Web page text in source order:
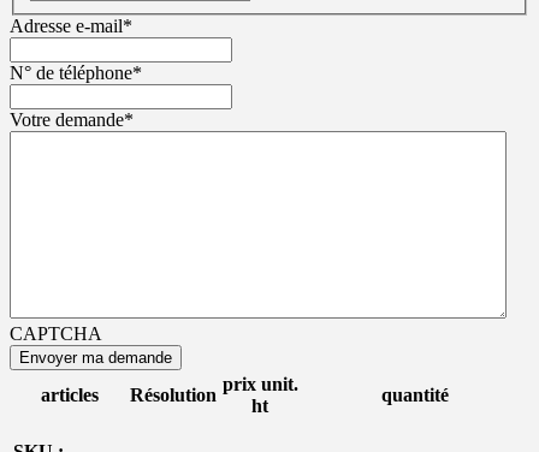
Adresse e-mail*
N° de téléphone*
Votre demande*
CAPTCHA
articles Résolution
prix unit.
ht
quantité